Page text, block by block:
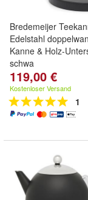
Bredemeijer
Edelstahl
Kanne & Holz-
schwa
119,00 €
Kostenloser Versand
1